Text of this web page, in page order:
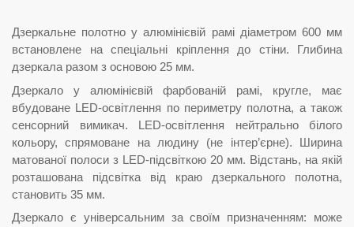
Дзеркальне полотно у алюмінієвій рамі діаметром 600 мм
встановлене на спеціальні кріплення до стіни. Глибина
дзеркала разом з основою 25 мм.
Дзеркало у алюмінієвій фарбованій рамі, кругле, має
вбудоване LED-освітлення по периметру полотна, а також
сенсорний вимикач. LED-освітлення нейтрально білого
кольору, спрямоване на людину (не інтер’єрне). Ширина
матованої полоси з LED-підсвіткою 20 мм. Відстань, на якій
розташована підсвітка від краю дзеркального полотна,
становить 35 мм.
Дзеркало є універсальним за своїм призначенням: може